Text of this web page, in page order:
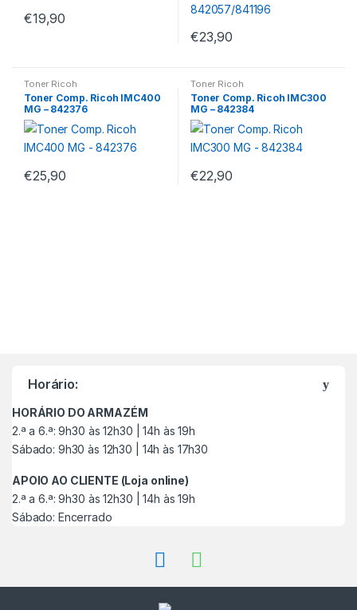
€19,90
€23,90
Toner Ricoh
Toner Comp. Ricoh IMC400
MG – 842376
€25,90
Toner Ricoh
Toner Comp. Ricoh IMC300
MG – 842384
€22,90
r
Horário:
HORÁRIO DO ARMAZÉM
2.ª a 6.ª: 9h30 às 12h30 | 14h às 19h
Sábado: 9h30 às 12h30 | 14h às 17h30
APOIO AO CLIENTE (Loja online)
2.ª a 6.ª: 9h30 às 12h30 | 14h às 19h
Sábado: Encerrado